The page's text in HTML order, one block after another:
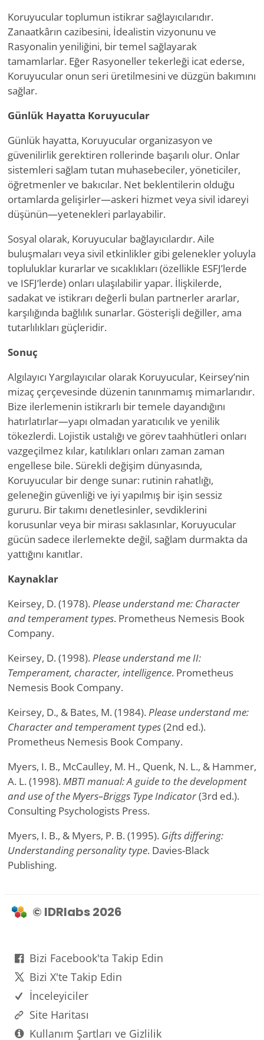
Koruyucular toplumun istikrar sağlayıcılarıdır.
Zanaatkârın cazibesini, İdealistin vizyonunu ve
Rasyonalin yeniliğini, bir temel sağlayarak
tamamlarlar. Eğer Rasyoneller tekerleği icat ederse,
Koruyucular onun seri üretilmesini ve düzgün bakımını
sağlar.
Günlük Hayatta Koruyucular
Günlük hayatta, Koruyucular organizasyon ve
güvenilirlik gerektiren rollerinde başarılı olur. Onlar
sistemleri sağlam tutan muhasebeciler, yöneticiler,
öğretmenler ve bakıcılar. Net beklentilerin olduğu
ortamlarda gelişirler—askeri hizmet veya sivil idareyi
düşünün—yetenekleri parlayabilir.
Sosyal olarak, Koruyucular bağlayıcılardır. Aile
buluşmaları veya sivil etkinlikler gibi gelenekler yoluyla
topluluklar kurarlar ve sıcaklıkları (özellikle ESFJ’lerde
ve ISFJ’lerde) onları ulaşılabilir yapar. İlişkilerde,
sadakat ve istikrarı değerli bulan partnerler ararlar,
karşılığında bağlılık sunarlar. Gösterişli değiller, ama
tutarlılıkları güçleridir.
Sonuç
Algılayıcı Yargılayıcılar olarak Koruyucular, Keirsey’nin
mizaç çerçevesinde düzenin tanınmamış mimarlarıdır.
Bize ilerlemenin istikrarlı bir temele dayandığını
hatırlatırlar—yapı olmadan yaratıcılık ve yenilik
tökezlerdi. Lojistik ustalığı ve görev taahhütleri onları
vazgeçilmez kılar, katılıkları onları zaman zaman
engellese bile. Sürekli değişim dünyasında,
Koruyucular bir denge sunar: rutinin rahatlığı,
geleneğin güvenliği ve iyi yapılmış bir işin sessiz
gururu. Bir takımı denetlesinler, sevdiklerini
korusunlar veya bir mirası saklasınlar, Koruyucular
gücün sadece ilerlemekte değil, sağlam durmakta da
yattığını kanıtlar.
Kaynaklar
Keirsey, D. (1978). Please understand me: Character
and temperament types. Prometheus Nemesis Book
Company.
Keirsey, D. (1998). Please understand me II:
Temperament, character, intelligence. Prometheus
Nemesis Book Company.
Keirsey, D., & Bates, M. (1984). Please understand me:
Character and temperament types(2nd ed.).
Prometheus Nemesis Book Company.
Myers, I. B., McCaulley, M. H., Quenk, N. L., & Hammer,
A. L. (1998). MBTI manual: A guide to the development
and use of the Myers–Briggs Type Indicator(3rd ed.).
Consulting Psychologists Press.
Myers, I. B., & Myers, P. B. (1995). Gifts differing:
Understanding personality type. Davies-Black
Publishing.
© IDRlabs 2026
Bizi Facebook'ta Takip Edin
Bizi X'te Takip Edin
İnceleyiciler
Site Haritası
Kullanım Şartları ve Gizlilik